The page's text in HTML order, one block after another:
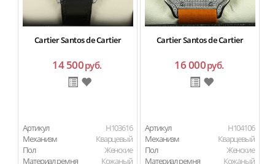
Cartier Santos de Cartier
14 500руб.
Артикул
H103616
Механизм
Кварцевый
Пол
Женские
Материал ремня
Кожаный
Cartier Santos de Cartier
16 000руб.
Артикул
H104106
Механизм
Кварцевый
Пол
Женские
Материал ремня
Кожаный